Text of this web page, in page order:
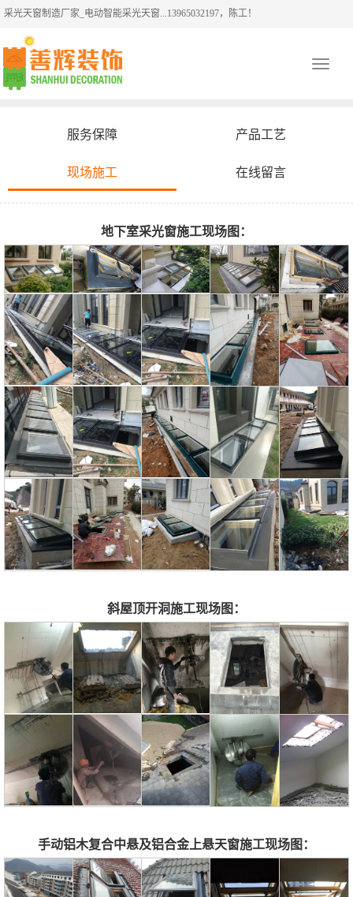
采光天窗制造厂家_电动智能采光天窗...13965032197，陈工！
Toggle
服务保障 产品工艺
现场施工 在线留言
地下室采光窗施工现场图：
斜屋顶开洞施工现场图：
手动铝木复合中悬及铝合金上悬天窗施工现场图：